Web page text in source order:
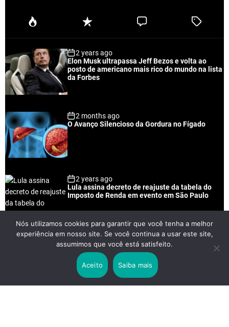
P
u
a
r
R
e
n
t
C
e
T
e
2 years ago
Elon Musk ultrapassa Jeff Bezos e volta ao
posto de americano mais rico do mundo na lista
da Forbes
2 months ago
O Avanço Silencioso da Gordura no Fígado
2 years ago
Lula assina decreto de reajuste da tabela do
Imposto de Renda em evento em São Paulo
2 years ago
Lei Rouanet e Petrobras financiam evento em
que Lula pediu votos para Boulos
Nós utilizamos cookies para garantir que você tenha a melhor
experiência em nosso site. Se você continua a usar este site,
assumimos que você está satisfeito.
Aceito Saiba mais